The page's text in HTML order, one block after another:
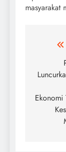
masyarakat
Ekonomi